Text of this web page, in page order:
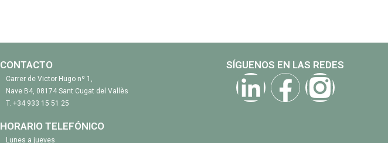
CONTACTO
Carrer de Victor Hugo nº 1,
Nave B4, 08174 Sant Cugat del Vallès
T. +34 933 15 51 25
HORARIO TELEFÓNICO
Lunes a jueves
SÍGUENOS EN LAS REDES